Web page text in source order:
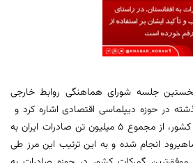
جلسه شورای هماهنگی روابط خارجی
اقدامات ۱۴ ماه گذشته در حوزه دیپلماسی اقتصادی اشاره کرد و
گفت: براساس اعلام گمرکات کشور، از مجموع ۵ میلیون تن صادرات ایران به
تن از ماهیرود انجام شده و به این ترتیب این مرز طی